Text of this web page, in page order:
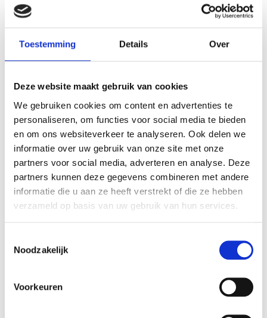
Toestemming Details Over
Deze website maakt gebruik van cookies
We gebruiken cookies om content en advertenties te
personaliseren, om functies voor social media te bieden
en om ons websiteverkeer te analyseren. Ook delen we
informatie over uw gebruik van onze site met onze
partners voor social media, adverteren en analyse. Deze
partners kunnen deze gegevens combineren met andere
informatie die u aan ze heeft verstrekt of die ze hebben
verzameld op basis van uw gebruik van hun services.
Noodzakelijk
Voorkeuren
Evoline One zwart met
draaideksel
€ 54,45
Evoline fliptop push s zwart 3x
stopcontact
VERGELIJKBARE PRODUCTEN